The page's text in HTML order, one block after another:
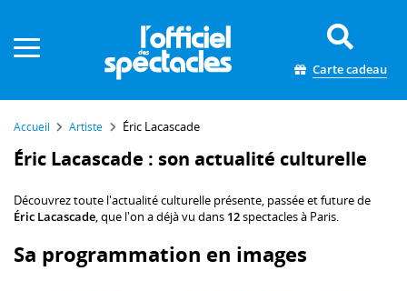
Carte cadeau
Accueil Artiste Éric Lacascade
Éric Lacascade : son actualité culturelle
Découvrez toute l'actualité culturelle présente, passée et future de
Éric Lacascade, que l'on a déjà vu dans 12spectacles à Paris.
Sa programmation en images